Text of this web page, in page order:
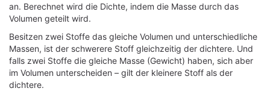
an. Berechnet wird die Dichte, indem die Masse durch das
Volumen geteilt wird.
Besitzen zwei Stoffe das gleiche Volumen und unterschiedliche
Massen, ist der schwerere Stoff gleichzeitig der dichtere. Und
falls zwei Stoffe die gleiche Masse (Gewicht) haben, sich aber
im Volumen unterscheiden – gilt der kleinere Stoff als der
dichtere.